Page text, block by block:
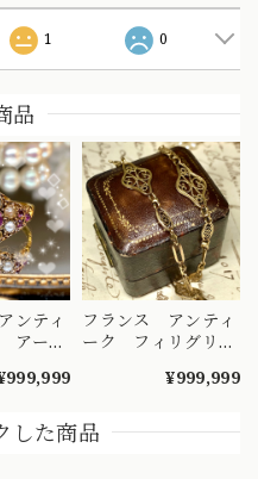
1 0
品
ンティ
アーリ
ンクサ
ーリン
フランス アンティ
ーク フィリグリ
チェーン イーグル
¥999,999
した商品